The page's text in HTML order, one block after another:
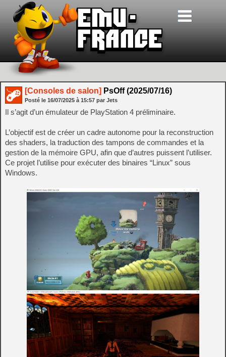
[Consoles de salon] PsOff (2025/07/16)
Posté le 16/07/2025 à 15:57 par Jets
Il s’agit d’un émulateur de PlayStation 4 préliminaire.
L’objectif est de créer un cadre autonome pour la reconstruction
des shaders, la traduction des tampons de commandes et la
gestion de la mémoire GPU, afin que d’autres puissent l’utiliser.
Ce projet l’utilise pour exécuter des binaires “Linux” sous
Windows.